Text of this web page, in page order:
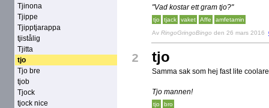
Tjinona
Tjippe
Tjipptjarappa
tjistålig
Tjitta
tjo
Tjo bre
tjob
Tjock
tjock nice
"Vad kostar ett gram tjo?"
tjo tjack vaket Affe amfetamin
Av RingoGringoBingo den 26 mars 2016
2 tjo
Samma sak som hej fast lite
Tjo mannen!
tjo bro